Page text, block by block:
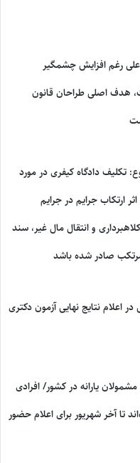
رغم افزایش چشمگیر
هدف اصلی طراحان قانون
تکلیف دادگاه کیفری در مورد
ارتکاب جرایم در جرایم
و انتقال مال غیر، سند
صادر شده باشد
اعلام نتایج نهایی آزمون دکتری
مشمولان یارانه در کشور/ افرادی
تا آخر شهریور برای اعلام حضور